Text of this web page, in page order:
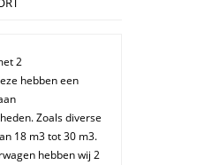
2
hebben een
Zoals diverse
18 m3 tot 30 m3.
hebben wij 2